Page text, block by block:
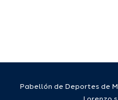
Pabellón de Deportes de